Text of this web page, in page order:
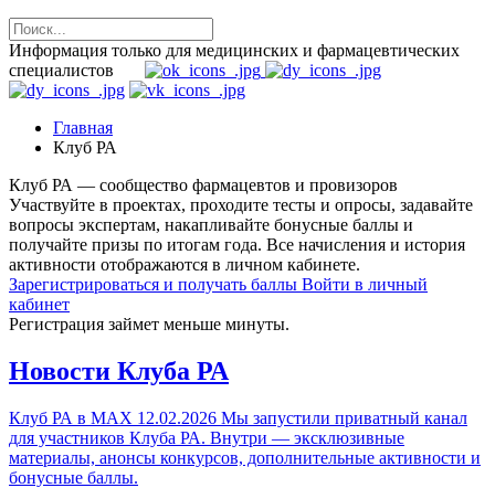
Информация только для медицинских и фармацевтических
специалистов
Главная
Клуб РА
Клуб РА — сообщество фармацевтов и провизоров
Участвуйте в проектах, проходите тесты и опросы, задавайте
вопросы экспертам, накапливайте бонусные баллы и
получайте призы по итогам года. Все начисления и история
активности отображаются в личном кабинете.
Зарегистрироваться и получать баллы Войти в личный
кабинет
Регистрация займет меньше минуты.
Новости Клуба РА
Клуб РА в MAX 12.02.2026 Мы запустили приватный канал
для участников Клуба РА. Внутри — эксклюзивные
материалы, анонсы конкурсов, дополнительные активности и
бонусные баллы.